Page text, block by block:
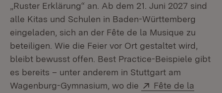
„Ruster Erklärung“ an. Ab dem 21. Juni 2027 sind
alle Kitas und Schulen in Baden-Württemberg
eingeladen, sich an der Fête de la Musique zu
beteiligen. Wie die Feier vor Ort gestaltet wird,
bleibt bewusst offen. Best Practice-Beispiele gibt
es bereits – unter anderem in Stuttgart am
Wagenburg-Gymnasium, wo die
Extern:
Fête de la